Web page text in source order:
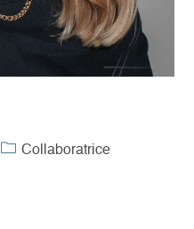
PostCollaboratrice